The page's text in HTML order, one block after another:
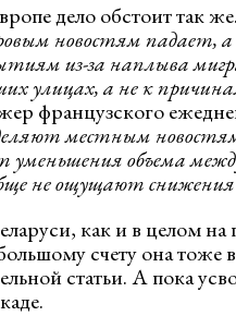
дело обстоит так же.
новостям падает,
из-за наплыва
улицах, а не к
французского
местным
уменьшения объема
не ощущают
как и в целом на
счету она тоже
статьи. А пока